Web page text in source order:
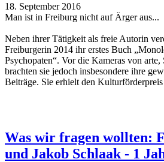
18. September 2016
Man ist in Freiburg nicht auf Ärger aus...
Neben ihrer Tätigkeit als freie Autorin
Freiburgerin 2014 ihr erstes Buch
Psychopaten“. Vor die Kameras von
brachten sie jedoch insbesondere ihre
Beiträge. Sie erhielt den
Was wir fragen wollten:
und Jakob Schlaak - 1